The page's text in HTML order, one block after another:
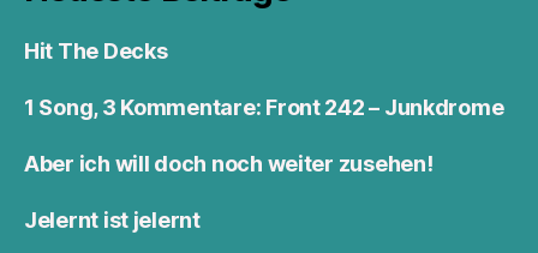
Hit The Decks
1 Song, 3 Kommentare: Front 242 – Junkdrome
Aber ich will doch noch weiter zusehen!
Jelernt ist jelernt